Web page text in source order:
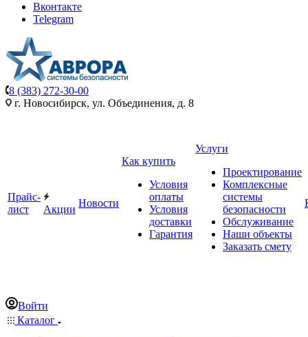
Вконтакте
Telegram
8 (383) 272-30-00
г. Новосибирск, ул. Объединения, д. 8
Прайс-
лист
Акции
Новости
Как купить
Условия
оплаты
Условия
доставки
Гарантия
Услуги
Проектирование
Комплексные
системы
безопасности
Обслуживание
Наши объекты
Заказать смету
Войти
Каталог